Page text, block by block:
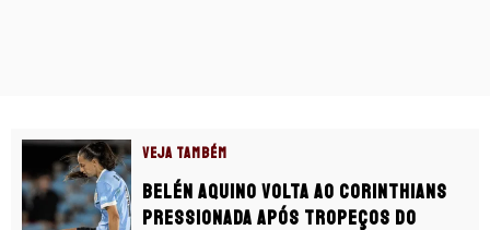
VEJA TAMBÉM
Belén Aquino volta ao Corinthians
pressionada após tropeços do